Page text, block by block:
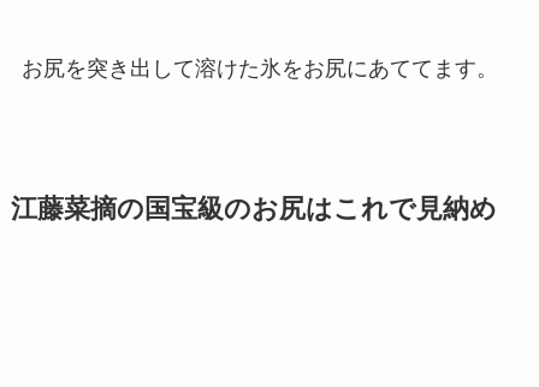
お尻を突き出して溶けた氷をお尻にあててます。
江藤菜摘の国宝級のお尻はこれで見納め